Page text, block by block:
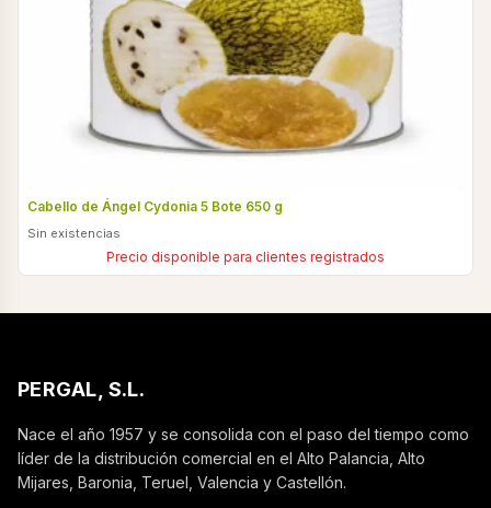
Cabello de Ángel Cydonia 5 Bote 650 g
Sin existencias
Precio disponible para clientes registrados
PERGAL, S.L.
Nace el año 1957 y se consolida con el paso del tiempo como
líder de la distribución comercial en el Alto Palancia, Alto
Mijares, Baronia, Teruel, Valencia y Castellón.